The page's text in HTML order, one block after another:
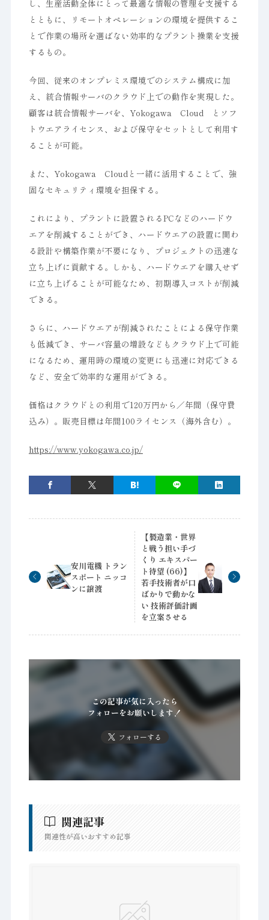
し、生産活動全体にとって最適な情報の管理を支援する
とともに、リモートオペレーションの環境を提供するこ
とで作業の場所を選ばない効率的なプラント操業を支援
するもの。
今回、従来のオンプレミス環境でのシステム構成に加
え、統合情報サーバのクラウド上での動作を実現した。
顧客は統合情報サーバを、Yokogawa Cloud とソフ
トウエアライセンス、および保守をセットとして利用す
ることが可能。
また、Yokogawa Cloudと一緒に活用することで、強
固なセキュリティ環境を担保する。
これにより、プラントに設置されるPCなどのハードウ
エアを削減することができ、ハードウエアの設置に関わ
る設計や構築作業が不要になり、プロジェクトの迅速な
立ち上げに貢献する。しかも、ハードウエアを購入せず
に立ち上げることが可能なため、初期導入コストが削減
できる。
さらに、ハードウエアが削減されたことによる保守作業
も低減でき、サーバ容量の増設などもクラウド上で可能
になるため、運用時の環境の変更にも迅速に対応できる
など、安全で効率的な運用ができる。
価格はクラウドとの利用で120万円から／年間（保守費
込み）。販売目標は年間100ライセンス（海外含む）。
https://www.yokogawa.co.jp/
安川電機 トラン
スポート ニッコ
ンに譲渡
【製造業・世界
と戦う担い手づ
くり エキスパー
ト待望 (66)】
若手技術者が口
ばかりで動かな
い 技術評価計画
を立案させる
この記事が気に入ったら
フォローをお願いします！
フォローする
関連記事
関連性が高いおすすめ記事